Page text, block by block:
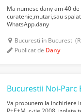
Ma numesc dany am 40
curatenie,mutari,sau
WhatsApp.dany
Bucuresti în Bucuresti
Publicat de Dany
Bucurestii Noi-Parc
Va propunem la inchiriere